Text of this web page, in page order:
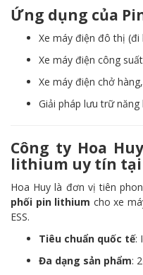
Ứng dụng của
Xe máy điện đô thị (đi
Xe máy điện công
Xe máy điện chở
Giải pháp lưu trữ
Công ty Hoa
lithium uy tín tại
Hoa Huy là đơn vị tiên
phối pin lithium cho xe
ESS.
Tiêu chuẩn quốc tế:
Đa dạng sản phẩm: